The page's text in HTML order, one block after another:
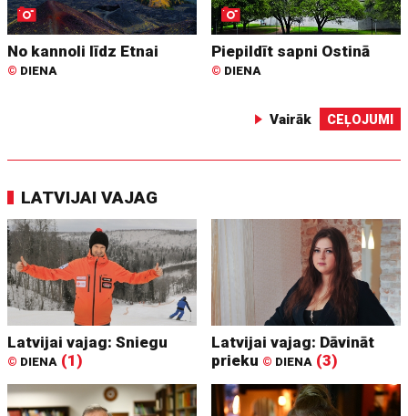
No kannoli līdz Etnai
© DIENA
Piepildīt sapni Ostinā
© DIENA
Vairāk CEĻOJUMI
LATVIJAI VAJAG
Latvijai vajag: Sniegu
© DIENA (1)
Latvijai vajag: Dāvināt
prieku © DIENA (3)